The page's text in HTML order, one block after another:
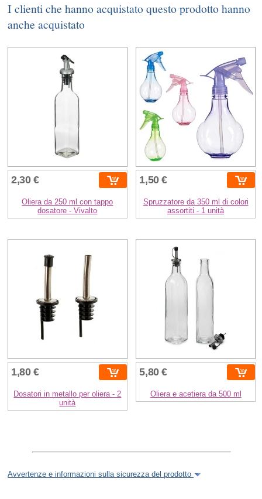
I clienti che hanno acquistato questo prodotto hanno
anche acquistato
2,30 €
Oliera da 250 ml con tappo
dosatore - Vivalto
1,50 €
Spruzzatore da 350 ml di colori
assortiti - 1 unità
1,80 €
Dosatori in metallo per oliera - 2
unità
5,80 €
Oliera e acetiera da 500 ml
Avvertenze e informazioni sulla sicurezza del prodotto